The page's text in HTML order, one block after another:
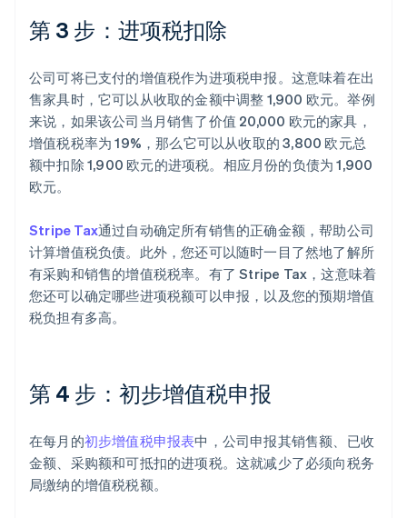
第 3 步：进项税扣除
公司可将已支付的增值税作为进项税申报。这意味着在出
售家具时，它可以从收取的金额中调整 1,900 欧元。举例
来说，如果该公司当月销售了价值 20,000 欧元的家具，
增值税税率为 19%，那么它可以从收取的 3,800 欧元总
额中扣除 1,900 欧元的进项税。相应月份的负债为 1,900
欧元。
Stripe Tax通过自动确定所有销售的正确金额，帮助公司
计算增值税负债。此外，您还可以随时一目了然地了解所
有采购和销售的增值税税率。有了 Stripe Tax，这意味着
您还可以确定哪些进项税额可以申报，以及您的预期增值
税负担有多高。
第 4 步：初步增值税申报
在每月的初步增值税申报表中，公司申报其销售额、已收
金额、采购额和可抵扣的进项税。这就减少了必须向税务
局缴纳的增值税税额。
阿联酋
English
爱尔兰
奥地利
Deutsch English
English
巴西
PortuguêsEnglish